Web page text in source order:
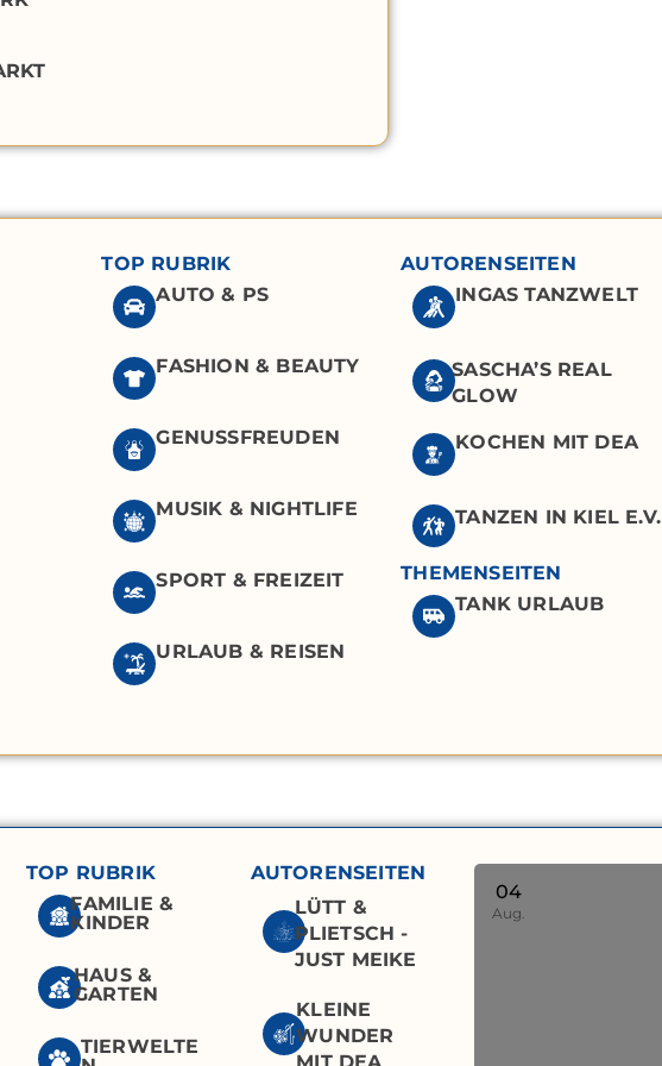
TOP RUBRIK
AUTO & PS
FASHION & BEAUTY
GENUSSFREUDEN
MUSIK & NIGHTLIFE
SPORT & FREIZEIT
URLAUB & REISEN
AUTORENSEITEN
INGAS TANZWELT
SASCHA’S REAL
GLOW
KOCHEN MIT DEA
TANZEN IN KIEL E.V.
THEMENSEITEN
TANK URLAUB
TOP RUBRIK
FAMILIE &
KINDER
HAUS &
GARTEN
TIERWELTE
AUTORENSEITEN
LÜTT &
PLIETSCH -
JUST MEIKE
KLEINE
WUNDER
04
Aug.